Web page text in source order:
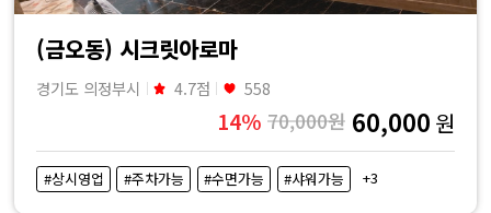
(금오동) 시크릿아로마
경기도 의정부시 4.7점 558
14% 70,000원 60,000 원
#상시영업 #주차가능 #수면가능 #샤워가능 +3